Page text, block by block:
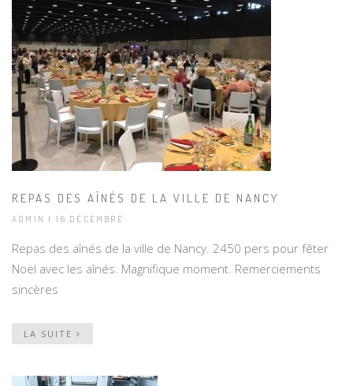
REPAS DES AÎNÉS DE LA VILLE DE NANCY
ADMIN | 16 DÉCEMBRE
Repas des aînés de la ville de Nancy. 2450 pers pour fêter
Noël avec les aînés. Magnifique moment. Remerciements
sincères
LA SUITE